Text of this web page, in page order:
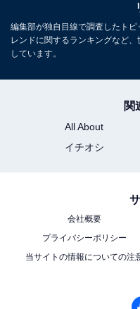
この記事の筆者：福島
アニメや漫画のレビュ
About ニュースでのライ
編集部が独自目線で調査したト
レンドに関するランキングなど
しています。
関
All About
イチオシ
会社概要
プライバシーポリシー
当サイトの情報についての注